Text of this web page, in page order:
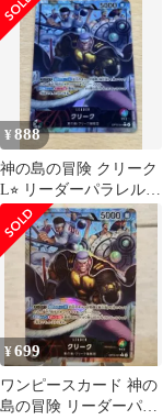
の冒険
¥888
神の島の冒険 クリーク
L⭐︎ リーダーパラレル
極美品
¥699
ワンピースカード 神の
島の冒険 リーダーパラ